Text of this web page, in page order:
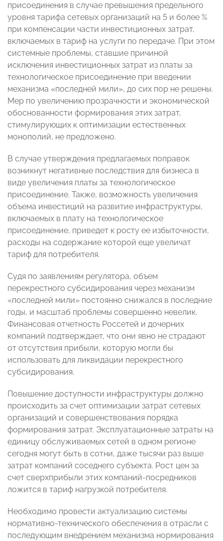
присоединения в случае превышения предельного
уровня тарифа сетевых организаций на 5 и более %
при компенсации части инвестиционных затрат,
включаемых в тариф на услуги по передаче. При этом
системные проблемы, ставшие причиной
исключения инвестиционных затрат из платы за
технологическое присоединение при введении
механизма «последней мили», до сих пор не решены.
Мер по увеличению прозрачности и экономической
обоснованности формирования этих затрат,
стимулирующих к оптимизации естественных
монополий, не предложено.
В случае утверждения предлагаемых поправок
возникнут негативные последствия для бизнеса в
виде увеличения платы за технологическое
присоединение. Также, возможность увеличения
объема инвестиций на развитие инфраструктуры,
включаемых в плату на технологическое
присоединение, приведет к росту ее избыточности,
расходы на содержание которой еще увеличат
тариф для потребителя.
Судя по заявлениям регулятора, объем
перекрестного субсидирования через механизм
«последней мили» постоянно снижался в последние
годы, и масштаб проблемы совершенно невелик.
Финансовая отчетность Россетей и дочерних
компаний подтверждает, что они явно не страдают
от отсутствия прибыли, которую могли бы
использовать для ликвидации перекрестного
субсидирования.
Повышение доступности инфраструктуры должно
происходить за счет оптимизации затрат сетевых
организаций и совершенствования порядка
формирования затрат. Эксплуатационные затраты на
единицу обслуживаемых сетей в одном регионе
сегодня могут быть в сотни, даже тысячи раз выше
затрат компаний соседнего субъекта. Рост цен за
счет сверхприбыли этих компаний-посредников
ложится в тариф нагрузкой потребителя.
Необходимо провести актуализацию системы
нормативно-технического обеспечения в отрасли с
последующим внедрением механизма нормирования